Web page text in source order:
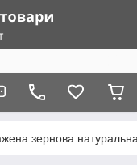
зернова